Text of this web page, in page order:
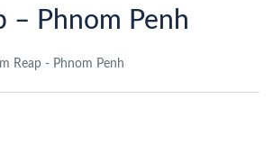
– Phnom Penh
Reap - Phnom Penh